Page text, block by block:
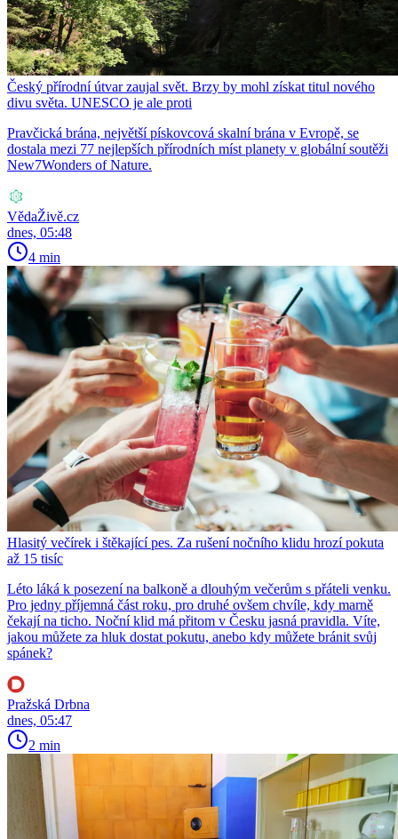
Český přírodní útvar zaujal svět. Brzy by mohl získat titul nového
divu světa. UNESCO je ale proti
Pravčická brána, největší pískovcová skalní brána v Evropě, se
dostala mezi 77 nejlepších přírodních míst planety v globální soutěži
New7Wonders of Nature.
VědaŽivě.cz
dnes, 05:48
4 min
Hlasitý večírek i štěkající pes. Za rušení nočního klidu hrozí pokuta
až 15 tisíc
Léto láká k posezení na balkoně a dlouhým večerům s přáteli venku.
Pro jedny příjemná část roku, pro druhé ovšem chvíle, kdy marně
čekají na ticho. Noční klid má přitom v Česku jasná pravidla. Víte,
jakou můžete za hluk dostat pokutu, anebo kdy můžete bránit svůj
spánek?
Pražská Drbna
dnes, 05:47
2 min